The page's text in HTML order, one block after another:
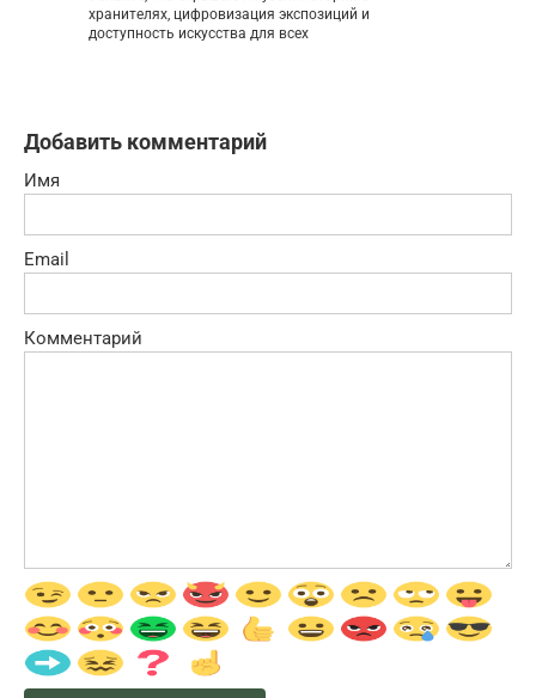
хранителях, цифровизация экспозиций и
доступность искусства для всех
Добавить комментарий
Имя
Email
Комментарий